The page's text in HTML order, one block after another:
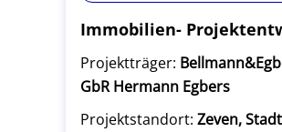
Immobilien-
Projektträger:
GbR Hermann Egbers
Projektstandort: Zeven, Stadt